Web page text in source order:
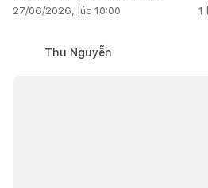
27/06/2026, lúc 10:00 1
Thu Nguyễn